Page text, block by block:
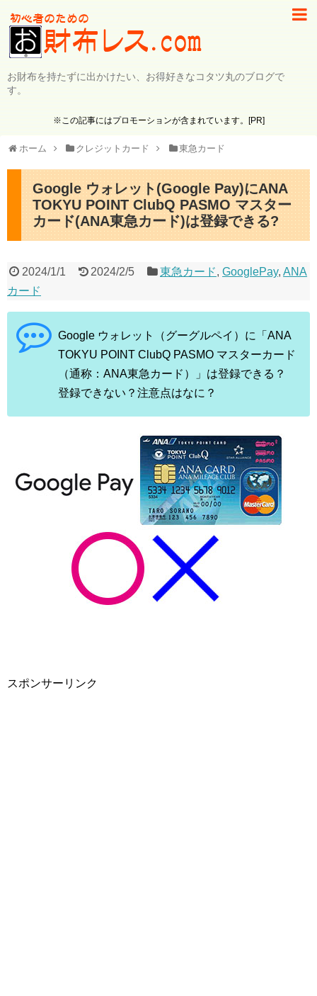
お財布を持たずに出かけたい、お得好きなコタツ丸のブログで
す。
※この記事にはプロモーションが含まれています。[PR]
ホーム クレジットカード 東急カード
Google ウォレット(Google Pay)にANA
TOKYU POINT ClubQ PASMO マスター
カード(ANA東急カード)は登録できる?
2024/1/1 2024/2/5 東急カード,GooglePay,ANA
カード
Google ウォレット（グーグルペイ）に「ANA
TOKYU POINT ClubQ PASMO マスターカード
（通称：ANA東急カード）」は登録できる？
登録できない？注意点はなに？
スポンサーリンク